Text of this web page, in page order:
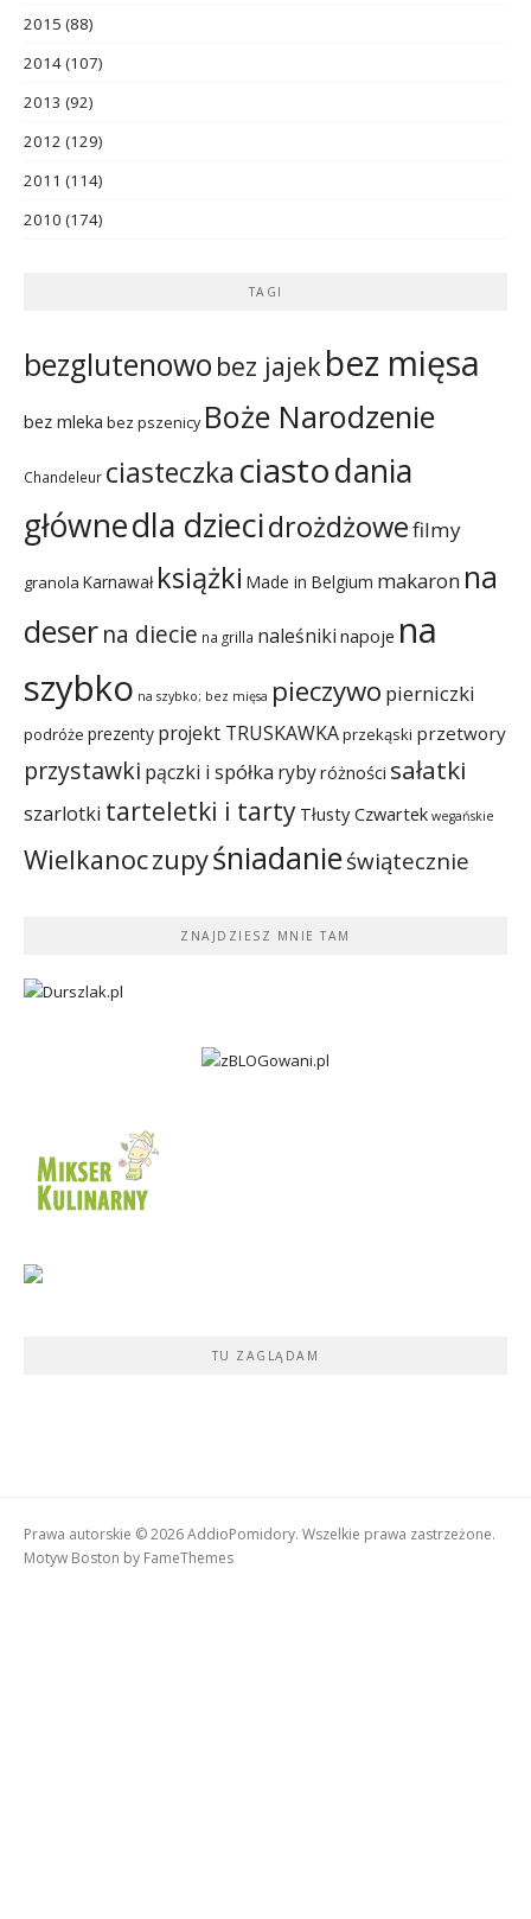
2015 (88)
2014(107)
2013 (92)
2012 (129)
2011 (114)
2010 (174)
TAGI
bezglutenowo bez jajekbez mięsa
bez mleka bez pszenicy Boże Narodzenie
Chandeleur ciasteczka ciastodania
głównedla dziecidrożdżowefilmy
granola Karnawał książki Made in Belgium makaron na
deserna diecie na grilla naleśniki napoje na
szybko na szybko; bez mięsa pieczywo pierniczki
podróże prezenty projekt TRUSKAWKAprzekąski przetwory
przystawki pączki i spółka rybyróżności sałatki
szarlotki tarteletki i tarty Tłusty Czwartek wegańskie
Wielkanoczupyśniadanieświątecznie
ZNAJDZIESZ MNIE TAM
TU ZAGLĄDAM
Prawa autorskie © 2026 AddioPomidory. Wszelkie prawa zastrzeżone.
Motyw Boston by FameThemes